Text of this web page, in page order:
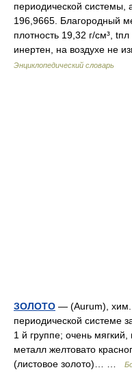
периодической
196,9665. Благородный
плотность 19,32 г/см³,
инертен, на воздухе не
Энциклопедический словарь
ЗОЛОТО — (Aurum), хим.
периодической системе
1 й группе; очень
металл желтовато
(листовое золото)… …